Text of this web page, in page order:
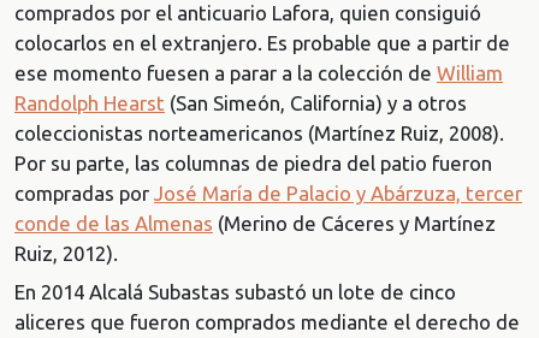
comprados por el anticuario Lafora, quien consiguió
colocarlos en el extranjero. Es probable que a partir de
ese momento fuesen a parar a la colección de William
Randolph Hearst (San Simeón, California) y a otros
coleccionistas norteamericanos (Martínez Ruiz, 2008).
Por su parte, las columnas de piedra del patio fueron
compradas por José María de Palacio y Abárzuza, tercer
conde de las Almenas (Merino de Cáceres y Martínez
Ruiz, 2012).
En 2014 Alcalá Subastas subastó un lote de cinco
aliceres que fueron comprados mediante el derecho de